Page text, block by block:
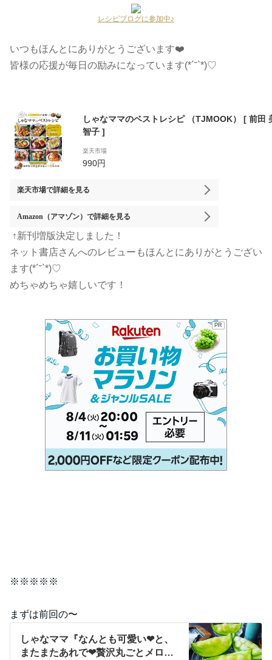
レシピブログに参加中♪
いつもほんとにありがとうございます❤️
皆様の応援が毎日の励みになっています(*´˘`*)♡
しゃなママのベストレシピ （TJMOOK） [ 前田
智子 ]
楽天市場
990円
楽天市場で詳細を見る
Amazon（アマゾン） で詳細を見る
↑新刊増版決定しました！
ネット書店さんへのレビューもほんとにありがとうござい
ます(*´˘`*)♡
めちゃめちゃ嬉しいです！
PR
※※※※※
まずは前回の〜
しゃなママ『なんとも可愛い❤と、
またまたあれで❤贅沢丸ごとメロン